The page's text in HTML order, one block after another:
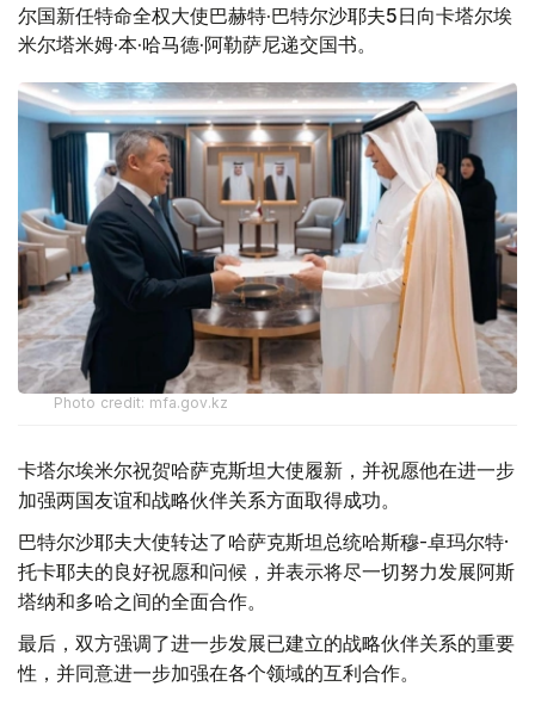
尔国新任特命全权大使巴赫特·巴特尔沙耶夫5日向卡塔尔埃
米尔塔米姆·本·哈马德·阿勒萨尼递交国书。
Photo credit: mfa.gov.kz
卡塔尔埃米尔祝贺哈萨克斯坦大使履新，并祝愿他在进一步
加强两国友谊和战略伙伴关系方面取得成功。
巴特尔沙耶夫大使转达了哈萨克斯坦总统哈斯穆-卓玛尔特·
托卡耶夫的良好祝愿和问候，并表示将尽一切努力发展阿斯
塔纳和多哈之间的全面合作。
最后，双方强调了进一步发展已建立的战略伙伴关系的重要
性，并同意进一步加强在各个领域的互利合作。